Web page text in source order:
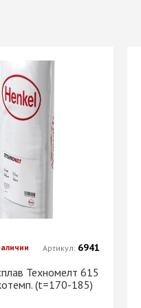
Техномелт 615
(t=170-185)
Артикул: 6941